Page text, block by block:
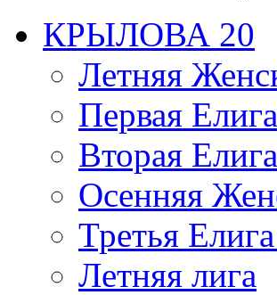
КРЫЛОВА 20
Летняя
Первая
Вторая Елига
Осенняя
Третья
Летняя лига